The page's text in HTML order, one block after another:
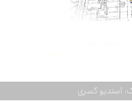
استدیو کسری